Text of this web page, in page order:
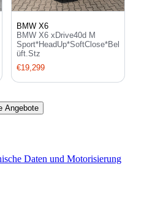
BMW X6
BMW X6 xDrive40d M
Sport*HeadUp*SoftClose*Bel
üft.Stz
€19,299
Angebote
Daten und Motorisierung